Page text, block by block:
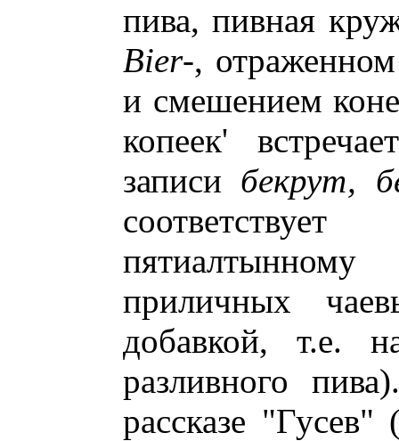
пива, пивная
Bier-,
и смешением
копеек'
записи бекрут,
приличных
добавкой, т.е.
разливного
рассказе